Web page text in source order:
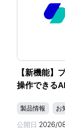
【新機能】
操作できる
製品情報 お
公開日 2026/